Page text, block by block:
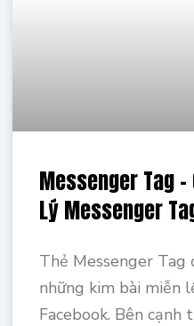
Messenger Tag
Lý Messenger
Thẻ Messenger
những kim bài miễn
Facebook. Bên cạnh